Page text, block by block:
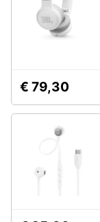
€ 79,30